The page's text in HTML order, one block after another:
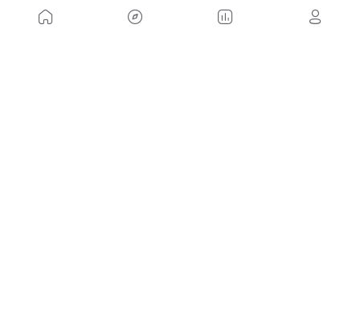
Mapa del sitio
Aviso Legal